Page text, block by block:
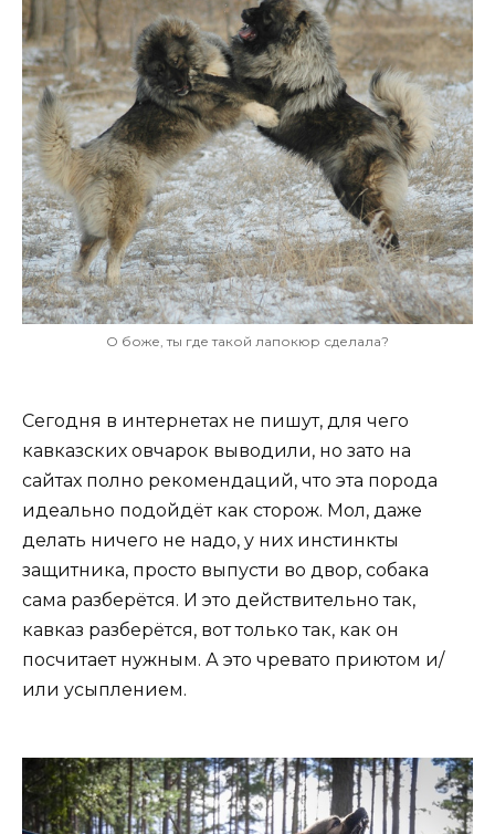
О боже, ты где такой лапокюр сделала?
Сегодня в интернетах не пишут, для чего
кавказских овчарок выводили, но зато на
сайтах полно рекомендаций, что эта порода
идеально подойдёт как сторож. Мол, даже
делать ничего не надо, у них инстинкты
защитника, просто выпусти во двор, собака
сама разберётся. И это действительно так,
кавказ разберётся, вот только так, как он
посчитает нужным. А это чревато приютом и/
или усыплением.